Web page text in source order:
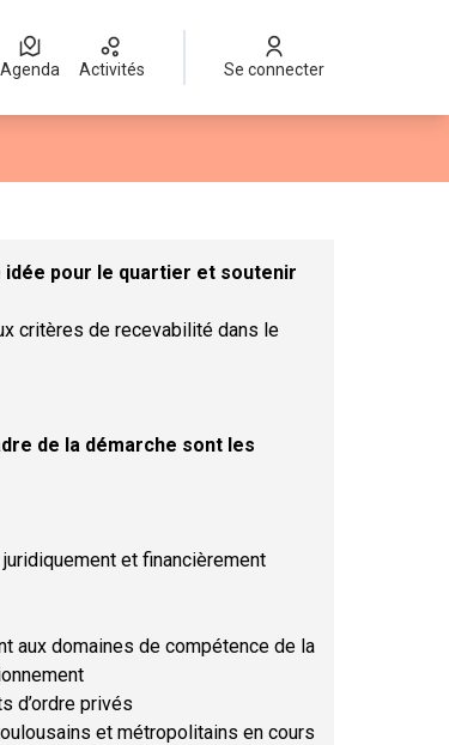
Agenda Activités Se connecter
idée pour le quartier et soutenir
critères de recevabilité dans le
de la démarche sont les
et financièrement
aux domaines de compétence de la
d’ordre privés
et métropolitains en cours